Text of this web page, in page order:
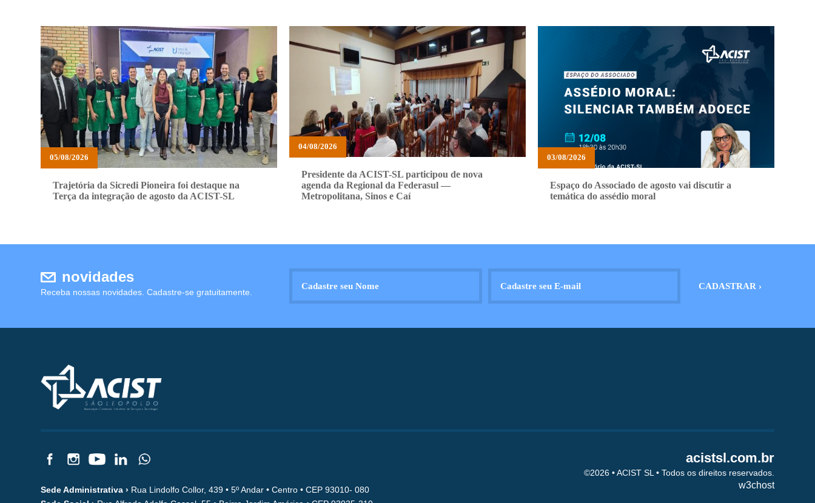
05/08/2026
Trajetória da Sicredi Pioneira foi destaque na
Terça da integração de agosto da ACIST-SL
04/08/2026
Presidente da ACIST-SL participou de nova
agenda da Regional da Federasul —
Metropolitana, Sinos e Caí
03/08/2026
Espaço do Associado de agosto vai discutir a
temática do assédio moral
novidades
Receba nossas novidades. Cadastre-se gratuitamente.
Sede Administrativa › Rua Lindolfo Collor, 439 • 5º Andar • Centro • CEP 93010- 080
acistsl.com.br
©2026 • ACIST SL • Todos os direitos reservados.
w3chost